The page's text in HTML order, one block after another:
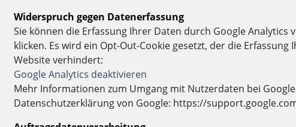
Widerspruch gegen Datenerfassung
Sie können die Erfassung Ihrer Daten durch Google Analytics
klicken. Es wird ein Opt-Out-Cookie gesetzt, der die
Website verhindert:
Google Analytics deaktivieren
Mehr Informationen zum Umgang mit Nutzerdaten bei
Datenschutzerklärung von Google: https://